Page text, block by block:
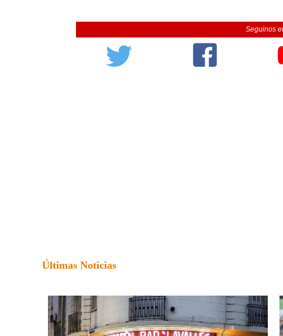
Seguinos
Últimas Noticias